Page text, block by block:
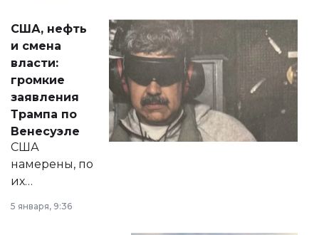
актуальных тем —
от слухов о
политических
реформах до
вопросов армии,
экономики и
личного здоровья.
США, нефть
и смена
власти:
громкие
заявления
Трампа по
Венесуэле
США
намерены, по
их
принести
5 января, 9:36